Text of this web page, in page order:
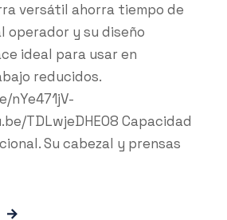
versátil ahorra tiempo de
operador y su diseño
ideal para usar en
reducidos.
nYe471jV-
TDLwjeDHE08 Capacidad
Su cabezal y prensas